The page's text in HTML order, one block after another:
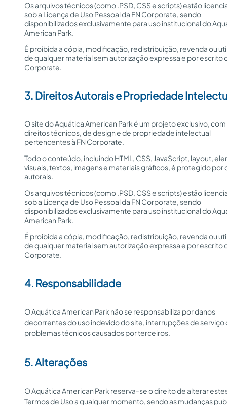
Os arquivos técnicos (como .PSD, CSS e scripts) estão
sob a Licença de Uso Pessoal da FN Corporate, sendo
disponibilizados exclusivamente para uso institucional do
American Park.
É proibida a cópia, modificação, redistribuição, revenda ou
de qualquer material sem autorização expressa e por escrito
Corporate.
3. Direitos Autorais e Propriedade
O site do Aquática American Park é um projeto exclusivo, com
direitos técnicos, de design e de propriedade intelectual
pertencentes à FN Corporate.
Todo o conteúdo, incluindo HTML, CSS, JavaScript, layout,
visuais, textos, imagens e materiais gráficos, é protegido por
autorais.
Os arquivos técnicos (como .PSD, CSS e scripts) estão
sob a Licença de Uso Pessoal da FN Corporate, sendo
disponibilizados exclusivamente para uso institucional do
American Park.
É proibida a cópia, modificação, redistribuição, revenda ou
de qualquer material sem autorização expressa e por escrito
Corporate.
4. Responsabilidade
O Aquática American Park não se responsabiliza por danos
decorrentes do uso indevido do site, interrupções de serviço
problemas técnicos causados por terceiros.
5. Alterações
O Aquática American Park reserva-se o direito de alterar
Termos de Uso a qualquer momento, sendo as mudanças